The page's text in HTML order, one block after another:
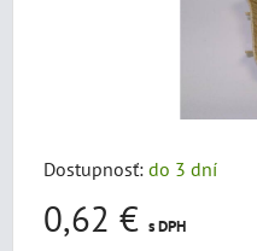
Dostupnosť: do 3 dní
0,62 € s DPH